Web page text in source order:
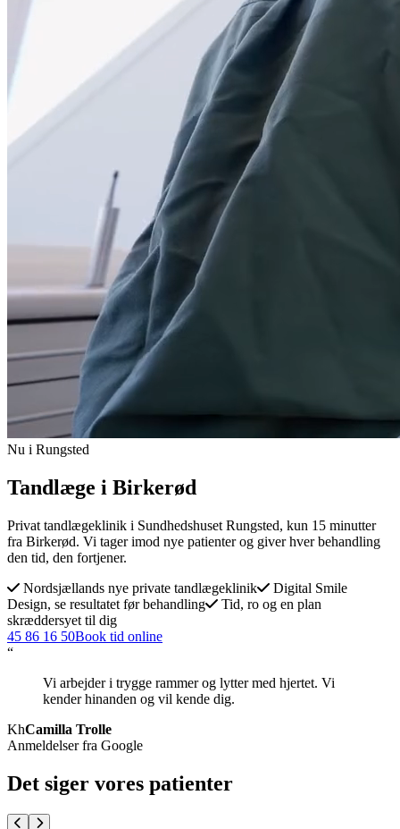
Nu i Rungsted
Tandlæge i Birkerød
Privat tandlægeklinik i Sundhedshuset Rungsted, kun 15 minutter
fra Birkerød. Vi tager imod nye patienter og giver hver behandling
den tid, den fortjener.
Nordsjællands nye private tandlægeklinik
Digital Smile
Design, se resultatet før behandling
Tid, ro og en plan
skræddersyet til dig
45 86 16 50Book tid online
“
Vi arbejder i trygge rammer og lytter med hjertet. Vi
kender hinanden og vil kende dig.
KhCamilla Trolle
Anmeldelser fra Google
Det siger vores patienter